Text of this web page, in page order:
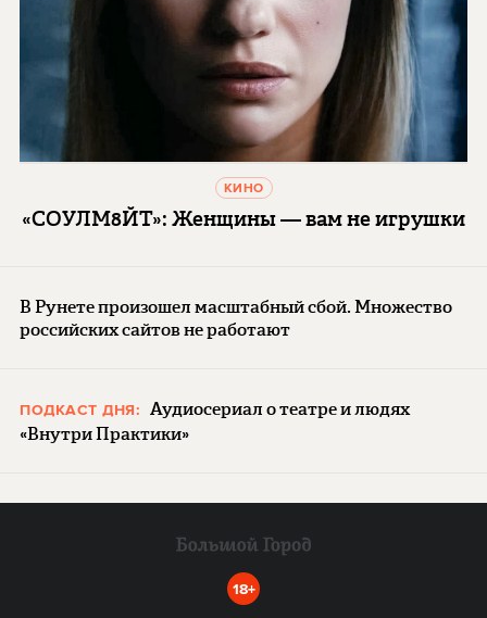
КИНО
«СОУЛМ8ЙТ»: Женщины — вам не игрушки
В Рунете произошел масштабный сбой. Множество
российских сайтов не работают
ПОДКАСТ ДНЯ: Аудиосериал о театре и людях
«Внутри Практики»
18+